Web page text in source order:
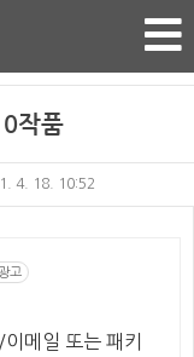
작품
4. 18. 10:52
광고
메일 또는 패키